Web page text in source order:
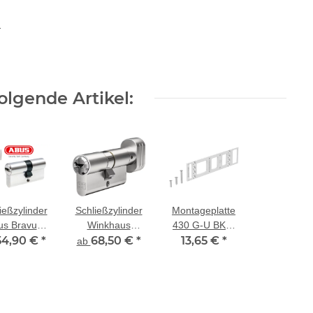
Artikel:
Bravus
2000 € *
Schließzylinder
Winkhaus
keyTec N-tra
ab 68,50 € *
Montageplatte
430 G-U BKS,
silber
13,65 € *